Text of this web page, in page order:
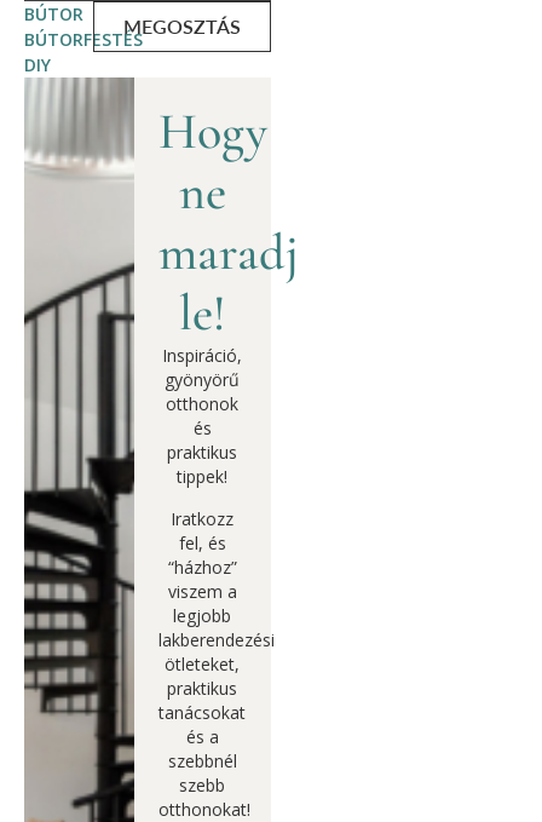
BÚTOR
BÚTORFESTÉS
DIY
MEGOSZTÁS
Hogy
ne
maradj
le!
Inspiráció,
gyönyörű
otthonok
és
praktikus
tippek!
Iratkozz
fel, és
“házhoz”
viszem a
legjobb
lakberendezési
ötleteket,
praktikus
tanácsokat
és a
szebbnél
szebb
otthonokat!